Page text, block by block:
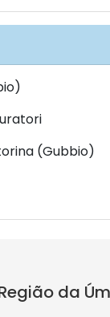
(Gubbio)
da